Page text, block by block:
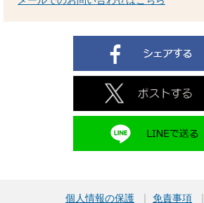
個人情報の保護 免責事項